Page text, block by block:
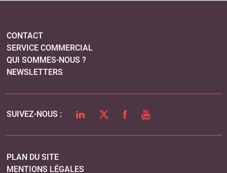
MENTIONS LÉGALES
POLITIQUE DE CONFIDENTIALITÉ
COOKIES